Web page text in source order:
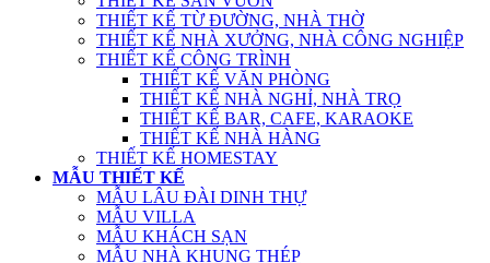
THIẾT KẾ TỪ ĐƯỜNG, NHÀ THỜ
THIẾT KẾ NHÀ XƯỞNG, NHÀ CÔNG NGHIỆP
THIẾT KẾ CÔNG TRÌNH
THIẾT KẾ VĂN PHÒNG
THIẾT KẾ NHÀ NGHỈ, NHÀ TRỌ
THIẾT KẾ BAR, CAFE, KARAOKE
THIẾT KẾ NHÀ HÀNG
THIẾT KẾ HOMESTAY
MẪU THIẾT KẾ
MẪU LÂU ĐÀI DINH THỰ
MẪU VILLA
MẪU KHÁCH SẠN
MẪU NHÀ KHUNG THÉP